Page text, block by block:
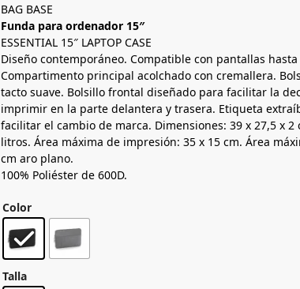
BAG BASE
Funda para ordenador 15″
ESSENTIAL 15″ LAPTOP CASE
Diseño contemporáneo. Compatible con pantallas hasta
Compartimento principal acolchado con cremallera.
tacto suave. Bolsillo frontal diseñado para facilitar la
imprimir en la parte delantera y trasera. Etiqueta
facilitar el cambio de marca. Dimensiones: 39 x 27,5 x 2
litros. Área máxima de impresión: 35 x 15 cm. Área
cm aro plano.
100% Poliéster de 600D.
Color
Talla